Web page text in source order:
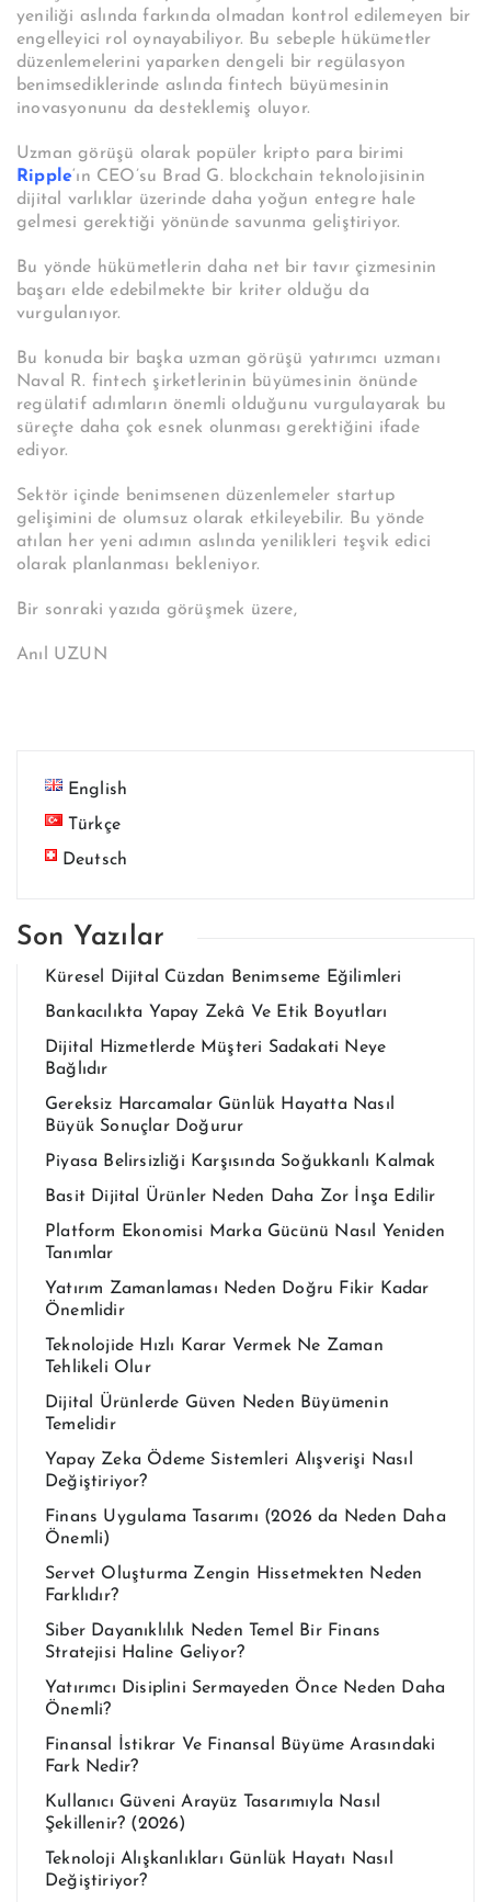
yeniliği aslında farkında olmadan kontrol edilemeyen bir
engelleyici rol oynayabiliyor. Bu sebeple hükümetler
düzenlemelerini yaparken dengeli bir regülasyon
benimsediklerinde aslında fintech büyümesinin
inovasyonunu da desteklemiş oluyor.
Uzman görüşü olarak popüler kripto para birimi
Ripple‘ın CEO’su Brad G. blockchain teknolojisinin
dijital varlıklar üzerinde daha yoğun entegre hale
gelmesi gerektiği yönünde savunma geliştiriyor.
Bu yönde hükümetlerin daha net bir tavır çizmesinin
başarı elde edebilmekte bir kriter olduğu da
vurgulanıyor.
Bu konuda bir başka uzman görüşü yatırımcı uzmanı
Naval R. fintech şirketlerinin büyümesinin önünde
regülatif adımların önemli olduğunu vurgulayarak bu
süreçte daha çok esnek olunması gerektiğini ifade
ediyor.
Sektör içinde benimsenen düzenlemeler startup
gelişimini de olumsuz olarak etkileyebilir. Bu yönde
atılan her yeni adımın aslında yenilikleri teşvik edici
olarak planlanması bekleniyor.
Bir sonraki yazıda görüşmek üzere,
Anıl UZUN
English
Türkçe
Deutsch
Son Yazılar
Küresel Dijital Cüzdan Benimseme Eğilimleri
Bankacılıkta Yapay Zekâ Ve Etik Boyutları
Dijital Hizmetlerde Müşteri Sadakati Neye
Bağlıdır
Gereksiz Harcamalar Günlük Hayatta Nasıl
Büyük Sonuçlar Doğurur
Piyasa Belirsizliği Karşısında Soğukkanlı Kalmak
Basit Dijital Ürünler Neden Daha Zor İnşa Edilir
Platform Ekonomisi Marka Gücünü Nasıl Yeniden
Tanımlar
Yatırım Zamanlaması Neden Doğru Fikir Kadar
Önemlidir
Teknolojide Hızlı Karar Vermek Ne Zaman
Tehlikeli Olur
Dijital Ürünlerde Güven Neden Büyümenin
Temelidir
Yapay Zeka Ödeme Sistemleri Alışverişi Nasıl
Değiştiriyor?
Finans Uygulama Tasarımı (2026 da Neden Daha
Önemli)
Servet Oluşturma Zengin Hissetmekten Neden
Farklıdır?
Siber Dayanıklılık Neden Temel Bir Finans
Stratejisi Haline Geliyor?
Yatırımcı Disiplini Sermayeden Önce Neden Daha
Önemli?
Finansal İstikrar Ve Finansal Büyüme Arasındaki
Fark Nedir?
Kullanıcı Güveni Arayüz Tasarımıyla Nasıl
Şekillenir? (2026)
Teknoloji Alışkanlıkları Günlük Hayatı Nasıl
Değiştiriyor?